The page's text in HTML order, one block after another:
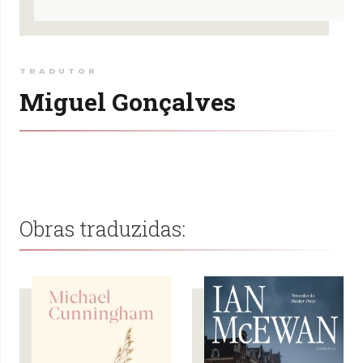
TRADUTOR
Miguel Gonçalves
Obras traduzidas: